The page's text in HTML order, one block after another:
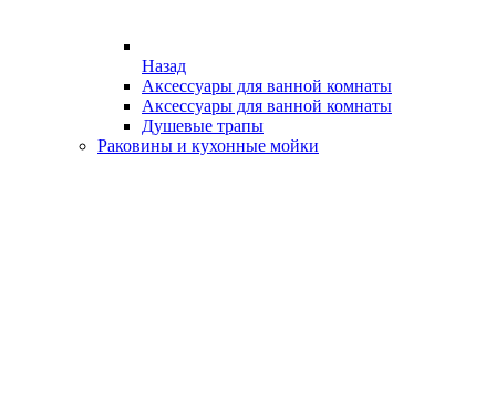
Назад
Аксессуары для ванной комнаты
Аксессуары для ванной комнаты
Душевые трапы
Раковины и кухонные мойки